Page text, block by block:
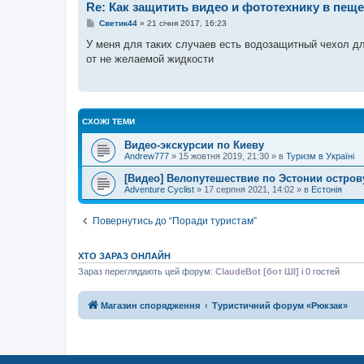
н
н
Re: Как защитить видео и фототехнику в
П
в
л
н
н
Светик44» 21 січня 2017, 16:23
У меня для таких случаев есть водозащитный чехол
от не желаемой жидкости
СХОЖІ ТЕМИ
Видео-экскурсии по Киеву
Andrew777 » 15 жовтня 2019, 21:30 » в Туризм в Україні
[Видео] Велопутешествие по Эстонии
Adventure Cyclist » 17 серпня 2021, 14:02 » в Естонія
Повернутись до “Поради туристам”
ХТО ЗАРАЗ ОНЛАЙН
Зараз переглядають цей форум: ClaudeBot [бот ШІ] і 0 гостей
Магазин спорядження Туристичний форум «Рюкзак»